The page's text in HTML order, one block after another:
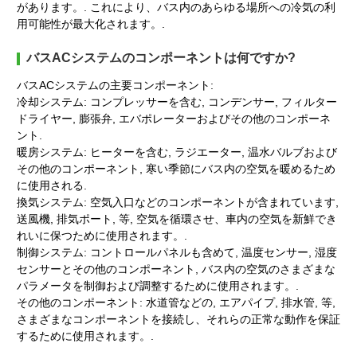
があります。. これにより、バス内のあらゆる場所への冷気の利
用可能性が最大化されます。.
バスACシステムのコンポーネントは何ですか?
バスACシステムの主要コンポーネント:
冷却システム: コンプレッサーを含む, コンデンサー, フィルター
ドライヤー, 膨張弁, エバポレーターおよびその他のコンポーネ
ント.
暖房システム: ヒーターを含む, ラジエーター, 温水バルブおよび
その他のコンポーネント, 寒い季節にバス内の空気を暖めるため
に使用される.
換気システム: 空気入口などのコンポーネントが含まれています,
送風機, 排気ポート, 等, 空気を循環させ、車内の空気を新鮮でき
れいに保つために使用されます。.
制御システム: コントロールパネルも含めて, 温度センサー, 湿度
センサーとその他のコンポーネント, バス内の空気のさまざまな
パラメータを制御および調整するために使用されます。.
その他のコンポーネント: 水道管などの, エアパイプ, 排水管, 等,
さまざまなコンポーネントを接続し、それらの正常な動作を保証
するために使用されます。.